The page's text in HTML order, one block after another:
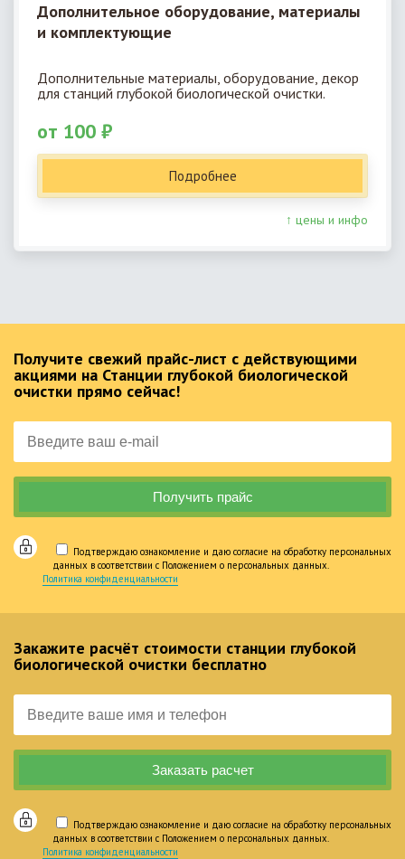
Дополнительное оборудование, материалы
и комплектующие
Дополнительные материалы, оборудование, декор
для станций глубокой биологической очистки.
от 100 ₽
Подробнее
↑ цены и инфо
Получите свежий прайс-лист с действующими
акциями на Станции глубокой биологической
очистки прямо сейчас!
Подтверждаю ознакомление и даю согласие на обработку персональных
данных в соответствии с Положением о персональных данных.
Политика конфиденциальности
Закажите расчёт стоимости станции глубокой
биологической очистки бесплатно
Подтверждаю ознакомление и даю согласие на обработку персональных
данных в соответствии с Положением о персональных данных.
Политика конфиденциальности